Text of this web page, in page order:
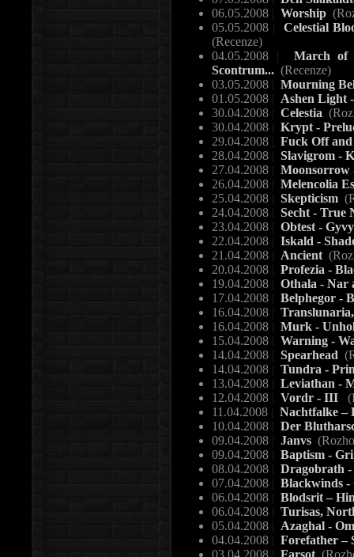
06.05.2008 | Worship
05.05.2008 |
Celestial
(Recenze)
04.05.2008 |
March of
Scontrum... (Recenze)
03.05.2008 | Mourning
01.05.2008 | Ashen Light
30.04.2008 | Celestia
30.04.2008 | Krypt -
29.04.2008 | Fuck Off
28.04.2008 | Slavigrom -
27.04.2008 |
26.04.2008 | Melencolia
25.04.2008 | Skepticism
24.04.2008 | Secht - True
23.04.2008 | Obtest -
22.04.2008 | Iskald -
21.04.2008 | Ancient
20.04.2008 | Profezia -
19.04.2008 | Othala - Nar
17.04.2008 | Belphegor -
16.04.2008 |
16.04.2008 | Murk -
15.04.2008 | Warning -
14.04.2008 | Spearhead
14.04.2008 | Tundra -
13.04.2008 | Leviathan -
12.04.2008 | Vordr - III
11.04.2008 | Nachtfalke –
10.04.2008 | Der
09.04.2008 | Janvs
09.04.2008 | Baptism -
08.04.2008 | Dragobrath -
07.04.2008 | Blackwinds
06.04.2008 | Blodsrit –
06.04.2008 | Turisas,
05.04.2008 | Azaghal -
04.04.2008 | Forefather –
03.04.2008 | Farsot